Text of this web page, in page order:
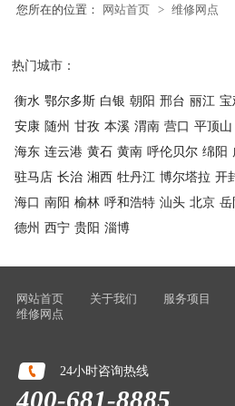
您所在的位置： 网站首页 > 维修网点
热门城市：
衡水 鄂尔多斯 白银 朝阳 邢台 丽江 宝
安康 随州 甘孜 本溪 渭南 营口 平顶山
海东 连云港 黄石 黄南 呼伦贝尔 绵阳
驻马店 长治 湘西 牡丹江 博尔塔拉 开
海口 南阳 榆林 呼和浩特 汕头 北京 岳
德州 西宁 贵阳 淄博
网站首页 关于我们 服务项目
维修网点
24小时咨询热线
400-681-8885